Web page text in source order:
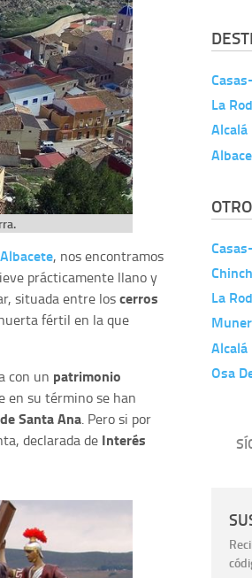
Albacete, nos encontramos
prácticamente llano y
situada entre loscerros
fértil en la que
con un patrimonio
en su término se han
Santa Ana. Pero si por
declarada de Interés
La
Alcalá
La
Alcalá
Osa